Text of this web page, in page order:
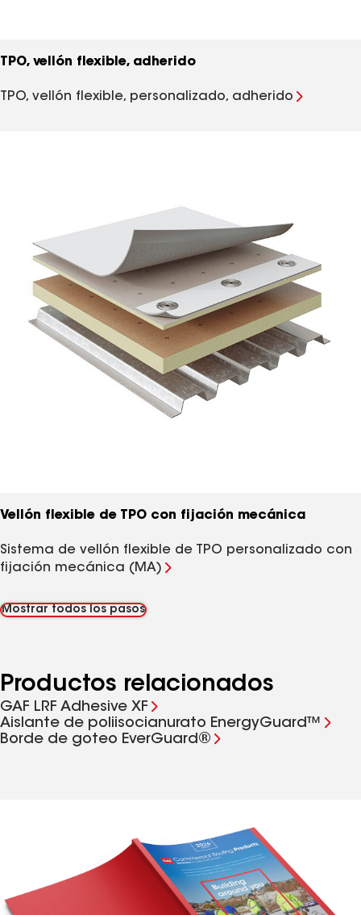
TPO, vellón flexible, adherido
TPO, vellón flexible, personalizado, adherido
Vellón flexible de TPO con fijación mecánica
Sistema de vellón flexible de TPO personalizado con
fijación mecánica (MA)
Mostrar todos los pasos
Productos relacionados
GAF LRF Adhesive XF
Aislante de poliisocianurato EnergyGuard™
Borde de goteo EverGuard®